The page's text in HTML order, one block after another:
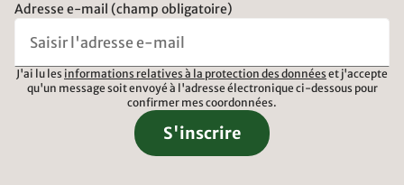
Adresse e-mail (champ obligatoire)
J'ai lu les informations relatives à la protection des données et j'accepte
qu'un message soit envoyé à l'adresse électronique ci-dessous pour
confirmer mes coordonnées.
S'inscrire